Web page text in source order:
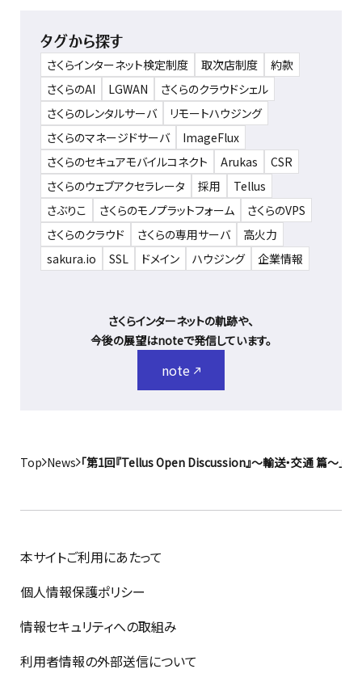
タグから探す
さくらインターネット検定制度 取次店制度
約款
さくらのAI
LGWAN
さくらのクラウドシェル
さくらのレンタルサーバ
リモートハウジング
さくらのマネージドサーバ
ImageFlux
さくらのセキュアモバイルコネクト
Arukas
CSR
さくらのウェブアクセラレータ
採用
Tellus
さぶりこ
さくらのモノプラットフォーム
さくらのVPS
さくらのクラウド
さくらの専用サーバ
高火力
sakura.io
SSL ドメイン ハウジング 企業情報
さくらインターネットの軌跡や、
今後の展望はnoteで発信しています。
note
Top News 「第1回『Tellus Open Discussion』～輸送・交通 篇～」（
本サイトご利用にあたって
個人情報保護ポリシー
情報セキュリティへの取組み
利用者情報の外部送信について